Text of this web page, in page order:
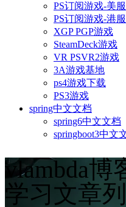
PS订阅游戏-美服
PS订阅游戏-港服
XGP PGP游戏
SteamDeck游戏
VR PSVR2游戏
3A游戏基地
ps4游戏下载
PS3游戏
spring中文文档
spring6中文文档
springboot3中文
vlambda博
学习文章